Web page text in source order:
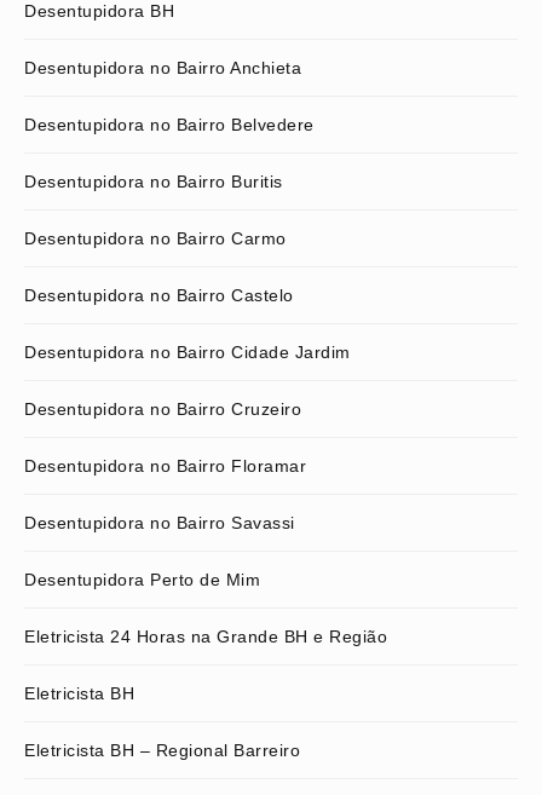
Desentupidora BH
Desentupidora no Bairro Anchieta
Desentupidora no Bairro Belvedere
Desentupidora no Bairro Buritis
Desentupidora no Bairro Carmo
Desentupidora no Bairro Castelo
Desentupidora no Bairro Cidade Jardim
Desentupidora no Bairro Cruzeiro
Desentupidora no Bairro Floramar
Desentupidora no Bairro Savassi
Desentupidora Perto de Mim
Eletricista 24 Horas na Grande BH e Região
Eletricista BH
Eletricista BH – Regional Barreiro